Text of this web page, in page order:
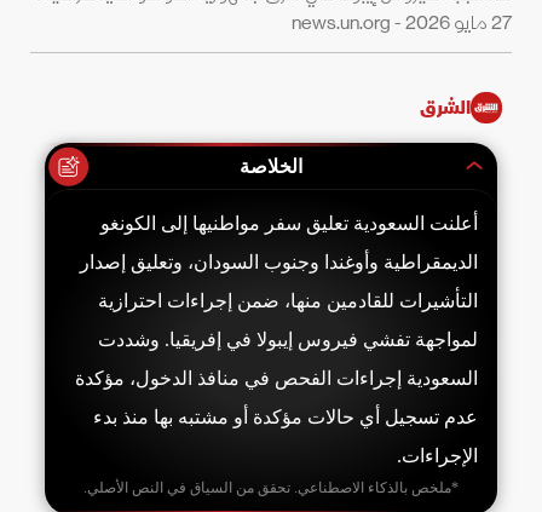
27 مايو 2026 - news.un.org
الشرق
الخلاصة
أعلنت السعودية تعليق سفر مواطنيها إلى الكونغو
الديمقراطية وأوغندا وجنوب السودان، وتعليق إصدار
التأشيرات للقادمين منها، ضمن إجراءات احترازية
لمواجهة تفشي فيروس إيبولا في إفريقيا. وشددت
السعودية إجراءات الفحص في منافذ الدخول، مؤكدة
عدم تسجيل أي حالات مؤكدة أو مشتبه بها منذ بدء
الإجراءات.
*ملخص بالذكاء الاصطناعي. تحقق من السياق في النص الأصلي.